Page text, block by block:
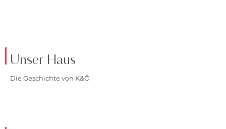
Unser Haus
Die Geschichte von K&Ö